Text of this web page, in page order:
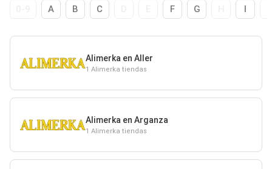
A B C F G I
Alimerka en Aller
1 Alimerka tiendas
Alimerka en Arganza
1 Alimerka tiendas